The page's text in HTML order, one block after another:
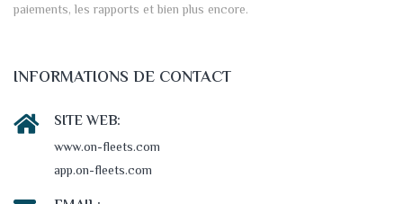
paiements, les rapports et bien plus encore.
INFORMATIONS DE CONTACT
SITE WEB:
www.on-fleets.com
app.on-fleets.com